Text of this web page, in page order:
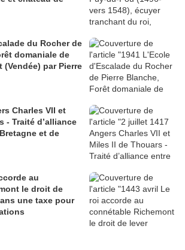
du Rocher de
domaniale de
Charles VII et
- Traité d’alliance
et de
au
le droit de
une taxe pour